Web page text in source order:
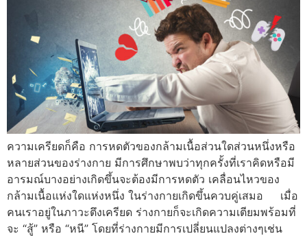
ความเครียดก็คือ การหดตัวของกล้ามเนื้อส่วนใดส่วนหนึ่งหรือ
หลายส่วนของร่างกาย มีการศึกษาพบว่าทุกครั้งที่เราคิดหรือมี
อารมณ์บางอย่างเกิดขึ้นจะต้องมีการหดตัว เคลื่อนไหวของ
กล้ามเนื้อแห่งใดแห่งหนึ่ง ในร่างกายเกิดขึ้นควบคู่เสมอ เมื่อ
คนเราอยู่ในภาวะตึงเครียด ร่างกายก็จะเกิดความเตียมพร้อมที่
จะ “สู้” หรือ “หนี” โดยที่ร่างกายมีการเปลี่ยนแปลงต่างๆเช่น